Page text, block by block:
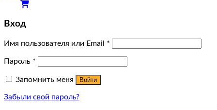
Вход
Имя пользователя или Email *
Пароль *
Запомнить меня Войти
Забыли свой пароль?